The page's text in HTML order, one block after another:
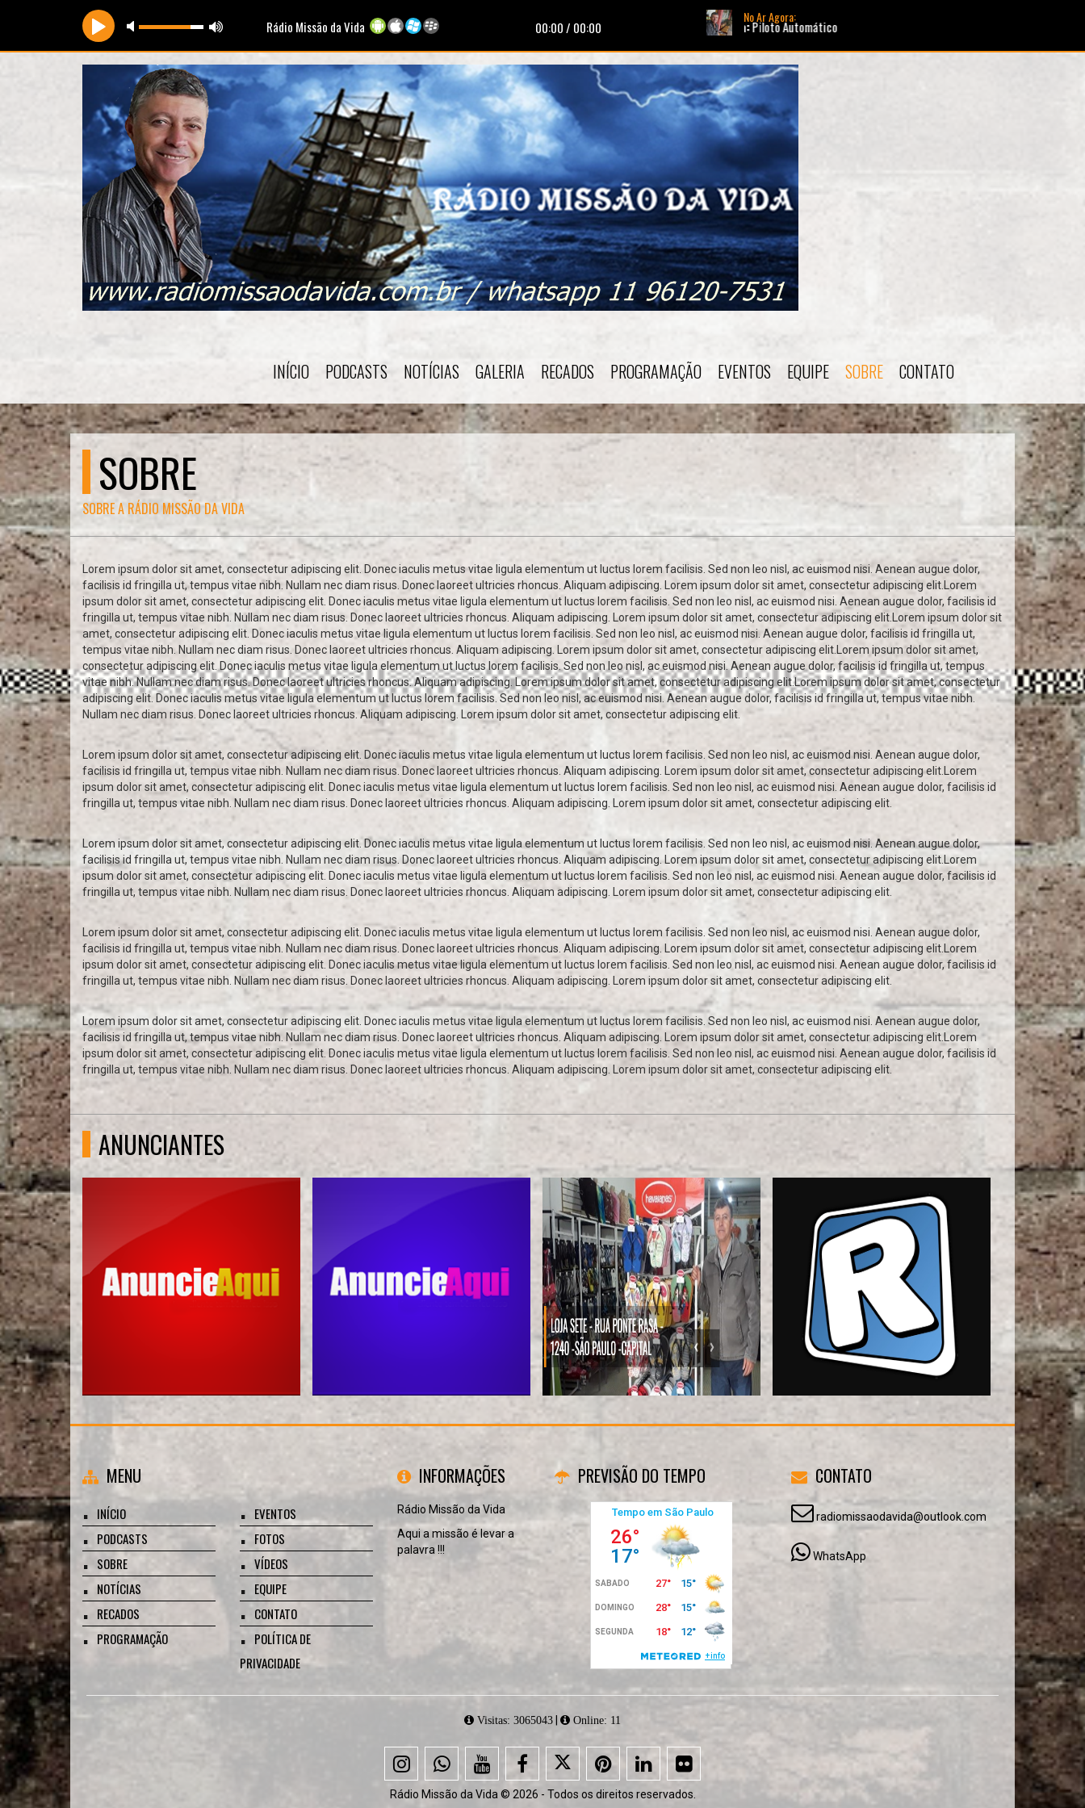
Rádio Missão da Vida 00:00/ 00:00
No Ar Agora:
INÍCIO PODCASTS NOTÍCIAS GALERIA RECADOS PROGRAMAÇÃO EVENTOS EQUIPE SOBRE CONTATO
SOBRE
SOBRE A RÁDIO MISSÃO DA VIDA
Lorem ipsum dolor sit amet, consectetur adipiscing elit. Donec iaculis metus vitae ligula elementum ut luctus lorem facilisis. Sed non leo nisl, ac euismod nisi. Aenean augue dolor,
facilisis id fringilla ut, tempus vitae nibh. Nullam nec diam risus. Donec laoreet ultricies rhoncus. Aliquam adipiscing. Lorem ipsum dolor sit amet, consectetur adipiscing elit.Lorem
ipsum dolor sit amet, consectetur adipiscing elit. Donec iaculis metus vitae ligula elementum ut luctus lorem facilisis. Sed non leo nisl, ac euismod nisi. Aenean augue dolor, facilisis id
fringilla ut, tempus vitae nibh. Nullam nec diam risus. Donec laoreet ultricies rhoncus. Aliquam adipiscing. Lorem ipsum dolor sit amet, consectetur adipiscing elit.Lorem ipsum dolor sit
amet, consectetur adipiscing elit. Donec iaculis metus vitae ligula elementum ut luctus lorem facilisis. Sed non leo nisl, ac euismod nisi. Aenean augue dolor, facilisis id fringilla ut,
tempus vitae nibh. Nullam nec diam risus. Donec laoreet ultricies rhoncus. Aliquam adipiscing. Lorem ipsum dolor sit amet, consectetur adipiscing elit.Lorem ipsum dolor sit amet,
consectetur adipiscing elit. Donec iaculis metus vitae ligula elementum ut luctus lorem facilisis. Sed non leo nisl, ac euismod nisi. Aenean augue dolor, facilisis id fringilla ut, tempus
vitae nibh. Nullam nec diam risus. Donec laoreet ultricies rhoncus. Aliquam adipiscing. Lorem ipsum dolor sit amet, consectetur adipiscing elit.Lorem ipsum dolor sit amet, consectetur
adipiscing elit. Donec iaculis metus vitae ligula elementum ut luctus lorem facilisis. Sed non leo nisl, ac euismod nisi. Aenean augue dolor, facilisis id fringilla ut, tempus vitae nibh.
Nullam nec diam risus. Donec laoreet ultricies rhoncus. Aliquam adipiscing. Lorem ipsum dolor sit amet, consectetur adipiscing elit.
Lorem ipsum dolor sit amet, consectetur adipiscing elit. Donec iaculis metus vitae ligula elementum ut luctus lorem facilisis. Sed non leo nisl, ac euismod nisi. Aenean augue dolor,
facilisis id fringilla ut, tempus vitae nibh. Nullam nec diam risus. Donec laoreet ultricies rhoncus. Aliquam adipiscing. Lorem ipsum dolor sit amet, consectetur adipiscing elit.Lorem
ipsum dolor sit amet, consectetur adipiscing elit. Donec iaculis metus vitae ligula elementum ut luctus lorem facilisis. Sed non leo nisl, ac euismod nisi. Aenean augue dolor, facilisis id
fringilla ut, tempus vitae nibh. Nullam nec diam risus. Donec laoreet ultricies rhoncus. Aliquam adipiscing. Lorem ipsum dolor sit amet, consectetur adipiscing elit.
Lorem ipsum dolor sit amet, consectetur adipiscing elit. Donec iaculis metus vitae ligula elementum ut luctus lorem facilisis. Sed non leo nisl, ac euismod nisi. Aenean augue dolor,
facilisis id fringilla ut, tempus vitae nibh. Nullam nec diam risus. Donec laoreet ultricies rhoncus. Aliquam adipiscing. Lorem ipsum dolor sit amet, consectetur adipiscing elit.Lorem
ipsum dolor sit amet, consectetur adipiscing elit. Donec iaculis metus vitae ligula elementum ut luctus lorem facilisis. Sed non leo nisl, ac euismod nisi. Aenean augue dolor, facilisis id
fringilla ut, tempus vitae nibh. Nullam nec diam risus. Donec laoreet ultricies rhoncus. Aliquam adipiscing. Lorem ipsum dolor sit amet, consectetur adipiscing elit.
Lorem ipsum dolor sit amet, consectetur adipiscing elit. Donec iaculis metus vitae ligula elementum ut luctus lorem facilisis. Sed non leo nisl, ac euismod nisi. Aenean augue dolor,
facilisis id fringilla ut, tempus vitae nibh. Nullam nec diam risus. Donec laoreet ultricies rhoncus. Aliquam adipiscing. Lorem ipsum dolor sit amet, consectetur adipiscing elit.Lorem
ipsum dolor sit amet, consectetur adipiscing elit. Donec iaculis metus vitae ligula elementum ut luctus lorem facilisis. Sed non leo nisl, ac euismod nisi. Aenean augue dolor, facilisis id
fringilla ut, tempus vitae nibh. Nullam nec diam risus. Donec laoreet ultricies rhoncus. Aliquam adipiscing. Lorem ipsum dolor sit amet, consectetur adipiscing elit.
Lorem ipsum dolor sit amet, consectetur adipiscing elit. Donec iaculis metus vitae ligula elementum ut luctus lorem facilisis. Sed non leo nisl, ac euismod nisi. Aenean augue dolor,
facilisis id fringilla ut, tempus vitae nibh. Nullam nec diam risus. Donec laoreet ultricies rhoncus. Aliquam adipiscing. Lorem ipsum dolor sit amet, consectetur adipiscing elit.Lorem
ipsum dolor sit amet, consectetur adipiscing elit. Donec iaculis metus vitae ligula elementum ut luctus lorem facilisis. Sed non leo nisl, ac euismod nisi. Aenean augue dolor, facilisis id
fringilla ut, tempus vitae nibh. Nullam nec diam risus. Donec laoreet ultricies rhoncus. Aliquam adipiscing. Lorem ipsum dolor sit amet, consectetur adipiscing elit.
ANUNCIANTES
MENU
INÍCIO
PODCASTS
SOBRE
NOTÍCIAS
RECADOS
PROGRAMAÇÃO
EVENTOS
FOTOS
VÍDEOS
EQUIPE
CONTATO
POLÍTICA DE
PRIVACIDADE
INFORMAÇÕES
Rádio Missão da Vida
Aqui a missão é levar a
palavra !!!
PREVISÃO DO TEMPO CONTATO
radiomissaodavida@outlook.com
WhatsApp
Visitas: 3065043 Online: 11
Rádio Missão da Vida © 2026 - Todos os direitos reservados.